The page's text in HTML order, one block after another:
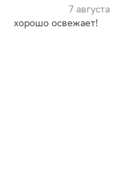
7 августа
хорошо освежает!